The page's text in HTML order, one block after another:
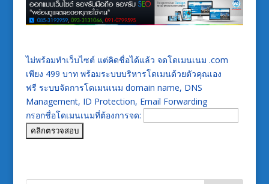
ไม่พร้อมทำเว็บไซต์ แต่คิดชื่อได้แล้ว จดโดเมนเนม .com
เพียง 499 บาท พร้อมระบบบริหารโดเมนด้วยตัวคุณเอง
ฟรี ระบบจัดการโดเมนเนม domain name, DNS
Management, ID Protection, Email Forwarding
กรอกชื่อโดเมนเนมที่ต้องการจด: